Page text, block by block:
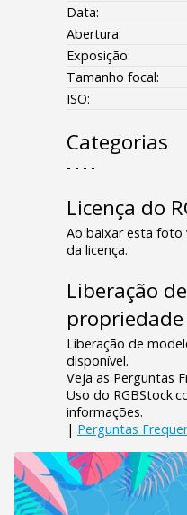
Data:
Abertura:
Exposição:
Tamanho focal:
ISO:
Categorias
- - - -
Licença do
Ao baixar esta foto
da licença.
Liberação
propriedade
Liberação de
disponível.
Veja as Perguntas
Uso do
informações.
| Perguntas